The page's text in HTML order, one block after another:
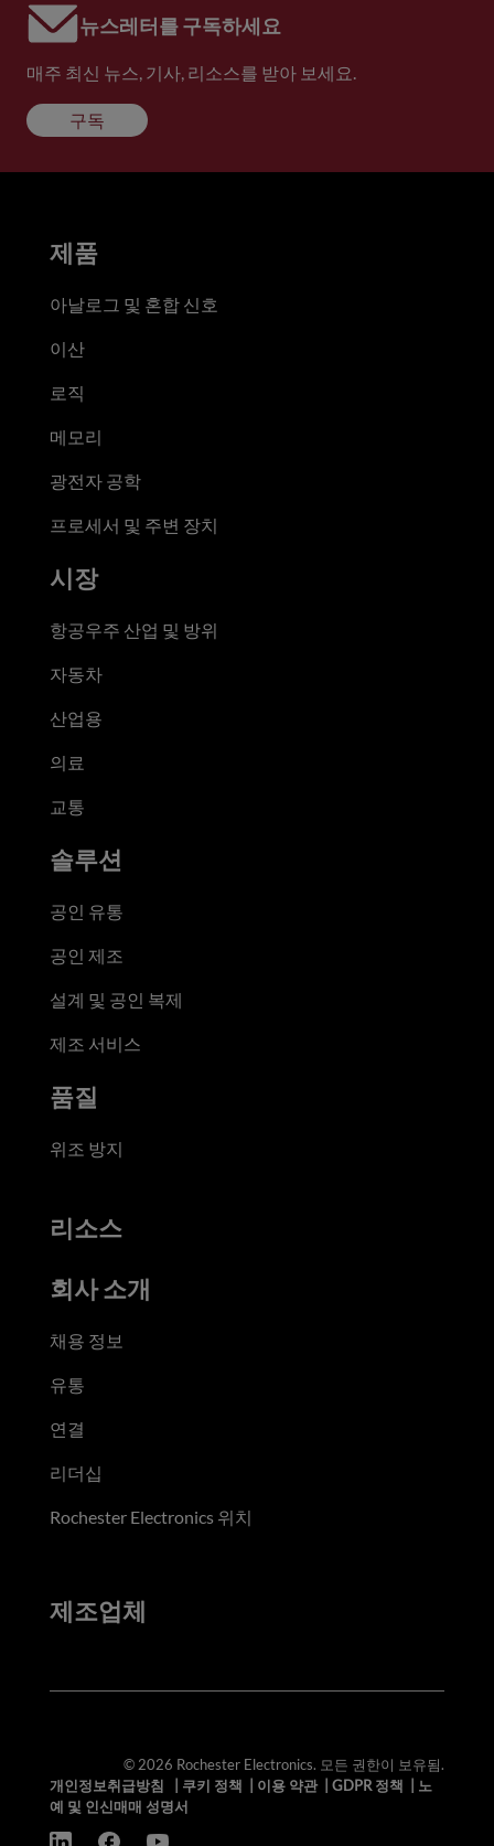
뉴스레터를 구독하세요
매주 최신 뉴스, 기사, 리소스를 받아 보세요.
구독
제품
아날로그 및 혼합 신호
이산
로직
메모리
광전자 공학
프로세서 및 주변 장치
시장
항공우주 산업 및 방위
자동차
산업용
의료
교통
솔루션
공인 유통
공인 제조
설계 및 공인 복제
제조 서비스
품질
위조 방지
리소스
회사 소개
채용 정보
유통
연결
리더십
Rochester Electronics 위치
제조업체
© 2026 Rochester Electronics. 모든 권한이 보유됨.
개인정보취급방침
쿠키 정책 이용 약관| GDPR 정책
노
예 및 인신매매 성명서